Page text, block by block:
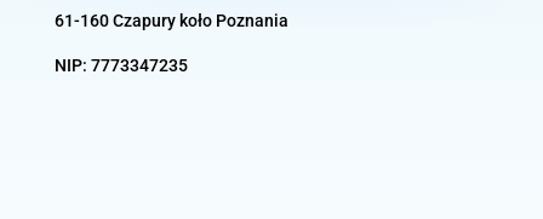
61-160 Czapury koło Poznania
NIP: 7773347235